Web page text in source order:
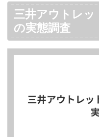
三井アウトレ
の実態調査